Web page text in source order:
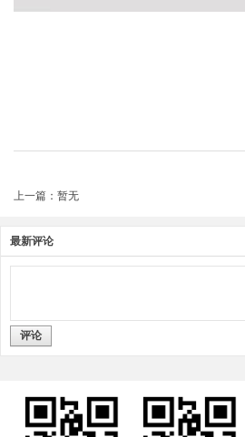
上一篇：暂无
最新评论
评论